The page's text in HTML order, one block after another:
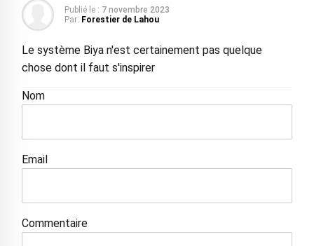
Publié le : 7 novembre 2023
Par: Forestier de Lahou
Le système Biya n'est certainement pas quelque
chose dont il faut s'inspirer
Nom
Email
Commentaire